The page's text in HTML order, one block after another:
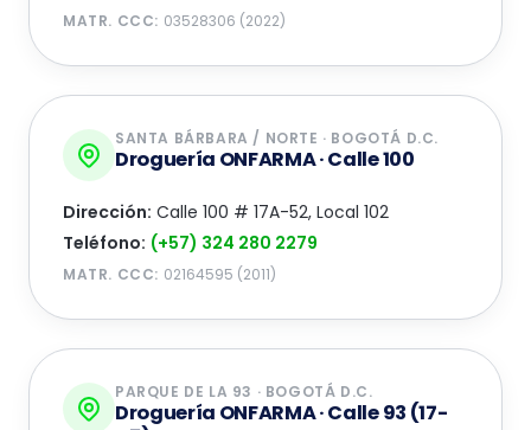
MATR. CCC: 03528306 (2022)
SANTA BÁRBARA / NORTE · BOGOTÁ D.C.
Droguería ONFARMA · Calle 100
Dirección: Calle 100 # 17A-52, Local 102
Teléfono: (+57) 324 280 2279
MATR. CCC: 02164595 (2011)
PARQUE DE LA 93 · BOGOTÁ D.C.
Droguería ONFARMA · Calle 93 (17-